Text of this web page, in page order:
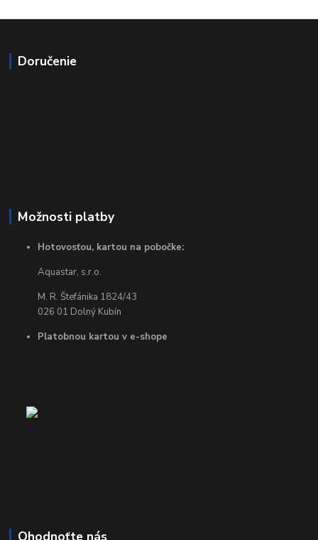
Doručenie
Možnosti platby
Hotovosťou, kartou na pobočke:
Aquastar, s.r.o.
M. R. Štefánika 1824/43
026 01 Dolný Kubín
Platobnou kartou v e-shope
Ohodnoťte nás